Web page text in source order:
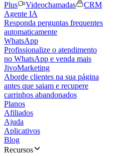
Plus
Videochamadas
CRM
Agente IA
Responda perguntas frequentes
automaticamente
WhatsApp
Profissionalize o atendimento
no WhatsApp e venda mais
JivoMarketing
Aborde clientes na sua página
antes que saiam e recupere
carrinhos abandonados
Planos
Afiliados
Ajuda
Aplicativos
Blog
Recursos